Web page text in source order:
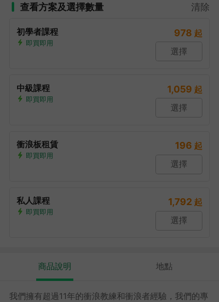
查看方案及選擇數量 清除
初學者課程
即買即用
978 起
選擇
中級課程
即買即用
1,059 起
選擇
衝浪板租賃
即買即用
196 起
選擇
私人課程
即買即用
1,792 起
選擇
商品說明 地點
我們擁有超過11年的衝浪教練和衝浪者經驗，我們的專